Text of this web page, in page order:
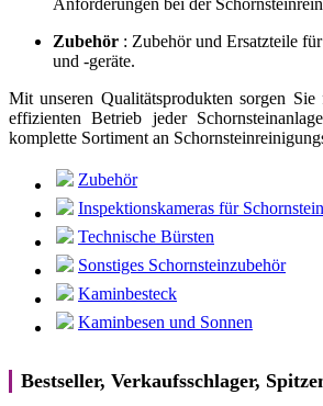
Anforderungen bei der
Zubehör : Zubehör und Ersatzteile
und -geräte.
Mit unseren Qualitätsprodukten sorgen
effizienten Betrieb jeder
komplette Sortiment an
Zubehör
Inspektionskameras für
Technische Bürsten
Sonstiges Schornsteinzubehör
Kaminbesteck
Kaminbesen und Sonnen
Bestseller, Verkaufsschlager,